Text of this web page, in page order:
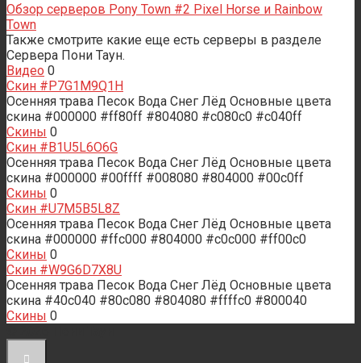
Обзор серверов Pony Town #2 Pixel Horse и Rainbow
Town
Также смотрите какие еще есть серверы в разделе
Сервера Пони Таун.
Видео 0
Скин #P7G1M9Q1H
Осенняя трава Песок Вода Снег Лёд Основные цвета
скина #000000 #ff80ff #804080 #c080c0 #c040ff
Скины 0
Скин #B1U5L6O6G
Осенняя трава Песок Вода Снег Лёд Основные цвета
скина #000000 #00ffff #008080 #804000 #00c0ff
Скины 0
Скин #U7M5B5L8Z
Осенняя трава Песок Вода Снег Лёд Основные цвета
скина #000000 #ffc000 #804000 #c0c000 #ff00c0
Скины 0
Скин #W9G6D7X8U
Осенняя трава Песок Вода Снег Лёд Основные цвета
скина #40c040 #80c080 #804080 #ffffc0 #800040
Скины 0